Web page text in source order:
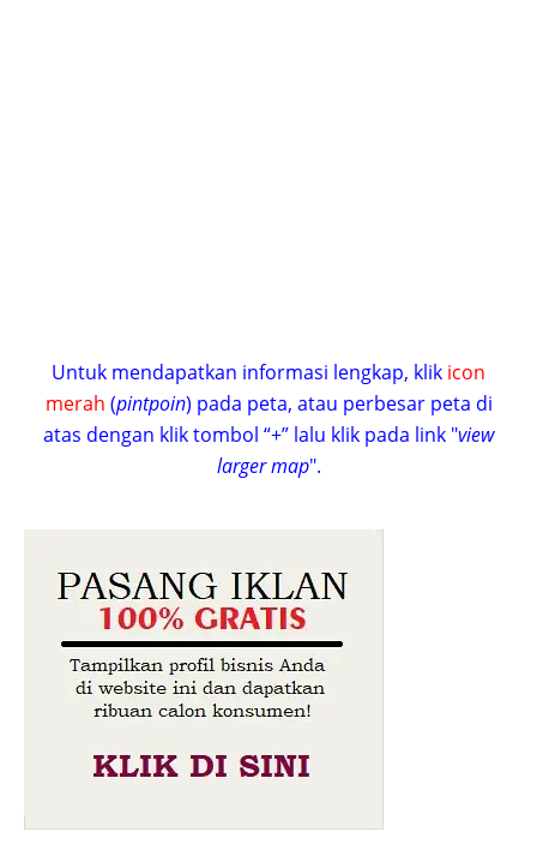
Untuk mendapatkan informasi lengkap, klik icon
merah (pintpoin) pada peta, atau perbesar peta di
atas dengan klik tombol “+” lalu klik pada link "view
larger map".